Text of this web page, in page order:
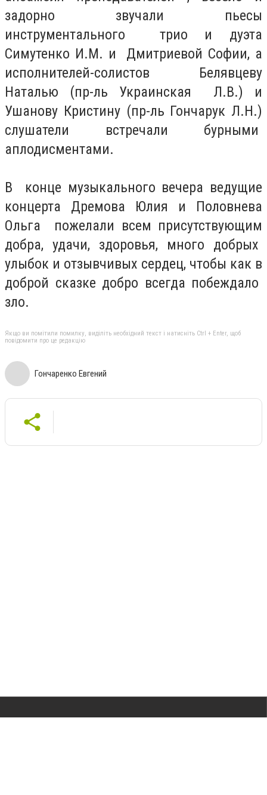
задорно звучали пьесы
инструментального трио и дуэта
Симутенко И.М. и Дмитриевой Софии, а
исполнителей-солистов Белявцеву
Наталью (пр-ль Украинская Л.В.) и
Ушанову Кристину (пр-ль Гончарук Л.Н.)
слушатели встречали бурными
аплодисментами.
В конце музыкального вечера ведущие
концерта Дремова Юлия и Половнева
Ольга пожелали всем присутствующим
добра, удачи, здоровья, много добрых
улыбок и отзывчивых сердец, чтобы как в
доброй сказке добро всегда побеждало
зло.
Якщо ви помітили помилку, виділіть необхідний текст і натисніть Ctrl + Enter, щоб
повідомити про це редакцію
Гончаренко Евгений